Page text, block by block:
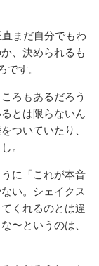
まだ自分でもわ
、決められるも
す。
ろもあるだろう
とは限らないん
ついていたり、
。
に「これが本音
い。シェイクス
くれるのとは違
〜というのは、